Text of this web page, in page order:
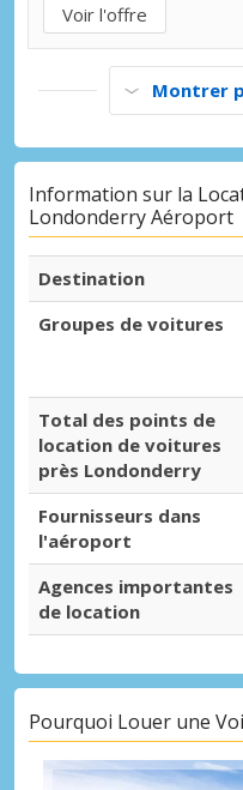
Voir l'offre
Montrer
Information sur la
Londonderry Aéroport
Destination
Groupes de voitures
Total des points de
location de voitures
près Londonderry
Fournisseurs dans
l'aéroport
Agences importantes
de location
Pourquoi Louer une